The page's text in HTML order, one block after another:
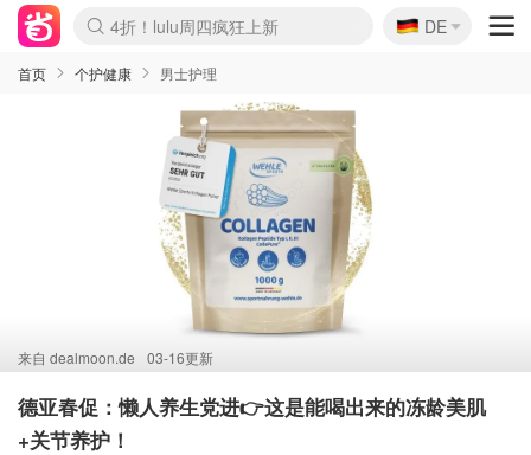
Boticinal 夏促开抢！
4折！lulu周四疯狂上新
还没结束！&OtherStories大促
Joybuy变相75折 随时失效
速领！Stanley独家85折
疑似霸哥！Camper额外叠85折
Zalando 奥莱闪促！每日更新
Moncler反季囤！5折起+叠9折
Coach Brooklyn仅€192
🇩🇪
DE
首页 个护健康 男士护理
来自 dealmoon.de 03-16更新
德亚春促：懒人养生党进👉这是能喝出来的冻龄美肌
+关节养护！